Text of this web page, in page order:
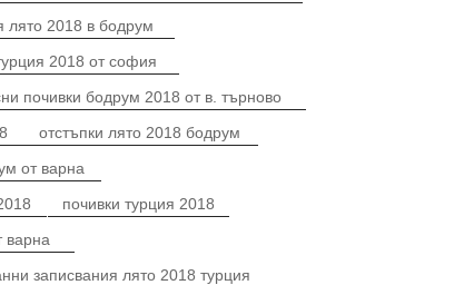
лято 2018 в бодрум
2018 от софия
почивки бодрум 2018 от в. търново
отстъпки лято 2018 бодрум
от варна
почивки турция 2018
варна
записвания лято 2018 турция